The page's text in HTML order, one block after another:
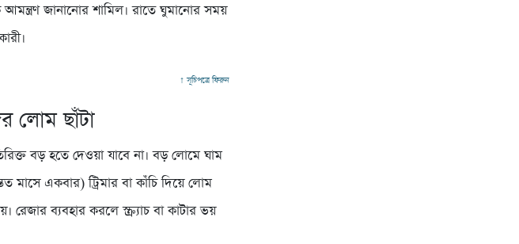
জানানোর শামিল। রাতে ঘুমানোর সময়
↑ সূচিপত্রে ফিরুন
লোম ছাঁটা
বড় হতে দেওয়া যাবে না। বড় লোমে ঘাম
মাসে একবার) ট্রিমার বা কাঁচি দিয়ে লোম
ব্যবহার করলে স্ক্র্যাচ বা কাটার ভয়